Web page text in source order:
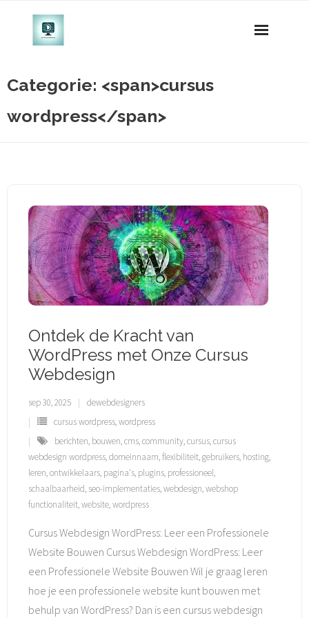
Categorie: <span>cursus
wordpress</span>
Ontdek de Kracht van
WordPress met Onze Cursus
Webdesign
sep 30, 2025
dewebdesigners
cursus wordpress,wordpress
berichten, bouwen,cms,community,cursus,cursus
webdesign wordpress,domeinnaam,flexibiliteit,gebruikers, hosting,
leren,ontwikkelaars, pagina's, plugins, professioneel,
schaalbaarheid, seo-implementaties,webdesign,webshop
functionaliteit,website,wordpress
Cursus Webdesign WordPress: Leer een Professionele
Website Bouwen Cursus Webdesign WordPress: Leer
een Professionele Website Bouwen Wil je graag leren
hoe je een professionele website kunt bouwen met
behulp van WordPress? Dan is een cursus webdesign